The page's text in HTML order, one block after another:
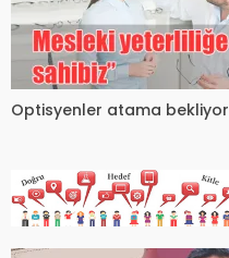
Optisyenler atama bekliyor